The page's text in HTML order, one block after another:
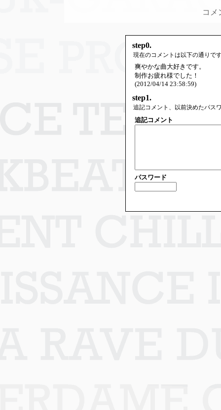
コメ
step0.
現在のコメントは以下の通りで
爽やかな曲大好きです。
制作お疲れ様でした！
(2012/04/14 23:58:59)
step1.
追記コメント、以前決めたパス
追記コメント
パスワード